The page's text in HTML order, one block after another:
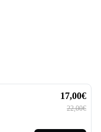
17,00€
22,00€